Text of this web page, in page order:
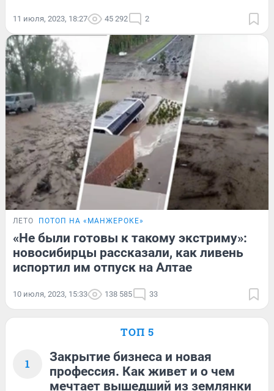
11 июля, 2023, 18:27 45 292 2
ЛЕТО ПОТОП НА «МАНЖЕРОКЕ»
«Не были готовы к такому экстриму»:
новосибирцы рассказали, как ливень
испортил им отпуск на Алтае
10 июля, 2023, 15:33 138 585 33
ТОП 5
1
Закрытие бизнеса и новая
профессия. Как живет и о чем
мечтает вышедший из землянки